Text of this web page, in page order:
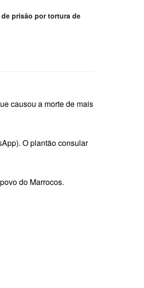
prisão por tortura de
causou a morte de mais
O plantão consular
do Marrocos.